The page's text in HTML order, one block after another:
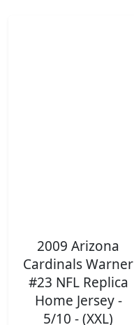
2009 Arizona
Cardinals Warner
#23 NFL Replica
Home Jersey -
5/10 - (XXL)